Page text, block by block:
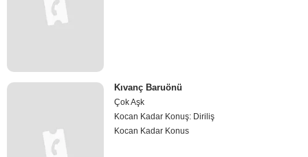
Kıvanç Baruönü
Çok Aşk
Kocan Kadar Konuş: Diriliş
Kocan Kadar Konus